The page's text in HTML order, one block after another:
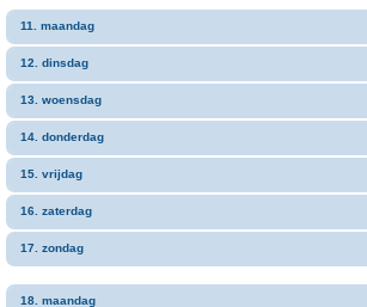
11. maandag
12. dinsdag
13. woensdag
14. donderdag
15. vrijdag
16. zaterdag
17. zondag
18. maandag